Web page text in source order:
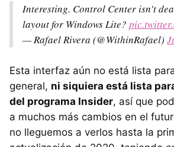
Interesting. Control Center isn't
layout for Windows Lite?
— Rafael Rivera (@WithinRafael)
Esta interfaz aún no está lista
general, ni siquiera está lista
del programa Insider, así que
a muchos más cambios en el
no lleguemos a verlos hasta la